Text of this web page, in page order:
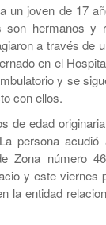
un joven de 17
hermanos y
a través de
en el
y se
con ellos.
de edad
persona acudió
Zona número
y este viernes
la entidad